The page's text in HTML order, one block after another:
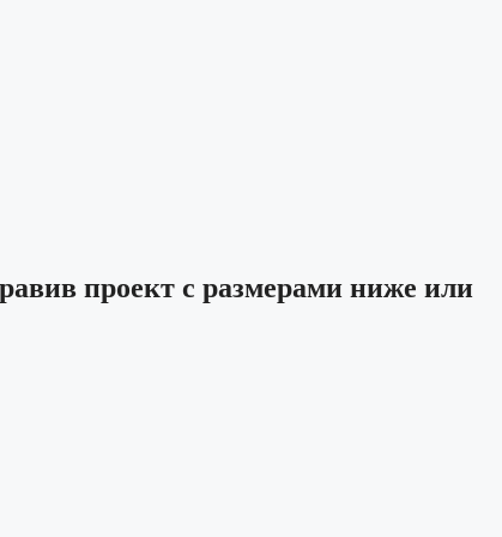
проект с размерами ниже или